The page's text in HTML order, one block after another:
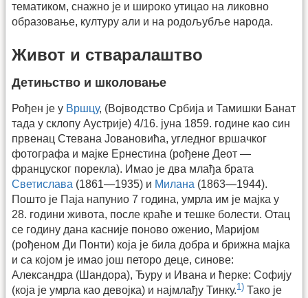
тематиком, снажно је и широко утицао на ликовно
образовање, културу али и на родољубље народа.
Живот и стваралаштво
Детињство и школовање
Рођен је у Вршцу, (Војводство Србија и Тамишки Банат
тада у склопу Аустрије) 4/16. јуна 1859. године као син
првенац Стевана Јовановића, угледног вршачког
фотографа и мајке Ернестина (рођене Деот —
француског порекла). Имао је два млађа брата
Светислава (1861—1935) и Милана (1863—1944).
Пошто је Паја напунио 7 година, умрла им је мајка у
28. години живота, после краће и тешке болести. Отац
се годину дана касније поново оженио, Маријом
(рођеном Ди Понти) која је била добра и брижна мајка
и са којом је имао још петоро деце, синове:
Александра (Шандора), Ђуру и Ивана и ћерке: Софију
(која је умрла као девојка) и најмлађу Тинку.1) Тако је